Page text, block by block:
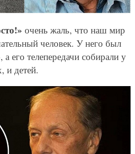
очень жаль, что наш мир
человек. У него был
его телепередачи собирали у
и детей.